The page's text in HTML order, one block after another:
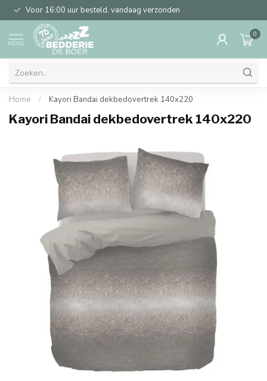
Voor 16:00 uur besteld, vandaag verzonden
MENU
0
Home / Kayori Bandai dekbedovertrek 140x220
Kayori Bandai dekbedovertrek 140x220